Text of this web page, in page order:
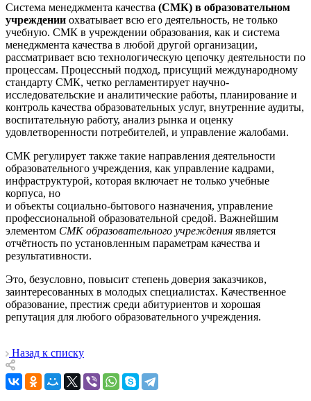
Система менеджмента качества (СМК) в образовательном
учреждении охватывает всю его деятельность, не только
учебную. СМК в учреждении образования, как и система
менеджмента качества в любой другой организации,
рассматривает всю технологическую цепочку деятельности по
процессам. Процессный подход, присущий международному
стандарту СМК, четко регламентирует научно-
исследовательские и аналитические работы, планирование и
контроль качества образовательных услуг, внутренние аудиты,
воспитательную работу, анализ рынка и оценку
удовлетворенности потребителей, и управление жалобами.
СМК регулирует также такие направления деятельности
образовательного учреждения, как управление кадрами,
инфраструктурой, которая включает не только учебные
корпуса, но
и объекты социально-бытового назначения, управление
профессиональной образовательной средой. Важнейшим
элементом СМК образовательного учреждения является
отчётность по установленным параметрам качества и
результативности.
Это, безусловно, повысит степень доверия заказчиков,
заинтересованных в молодых специалистах. Качественное
образование, престиж среди абитуриентов и хорошая
репутация для любого образовательного учреждения.
Назад к списку